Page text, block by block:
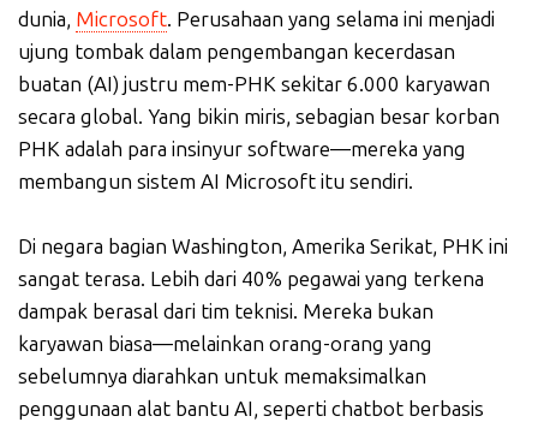
dunia, Microsoft. Perusahaan yang selama ini menjadi
ujung tombak dalam pengembangan kecerdasan
buatan (AI) justru mem-PHK sekitar 6.000 karyawan
secara global. Yang bikin miris, sebagian besar korban
PHK adalah para insinyur software—mereka yang
membangun sistem AI Microsoft itu sendiri.
Di negara bagian Washington, Amerika Serikat, PHK ini
sangat terasa. Lebih dari 40% pegawai yang terkena
dampak berasal dari tim teknisi. Mereka bukan
karyawan biasa—melainkan orang-orang yang
sebelumnya diarahkan untuk memaksimalkan
penggunaan alat bantu AI, seperti chatbot berbasis